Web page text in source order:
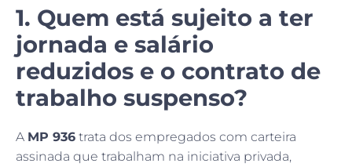
1. Quem está sujeito a ter
jornada e salário
reduzidos e o contrato de
trabalho suspenso?
A MP 936 trata dos empregados com carteira
assinada que trabalham na iniciativa privada,